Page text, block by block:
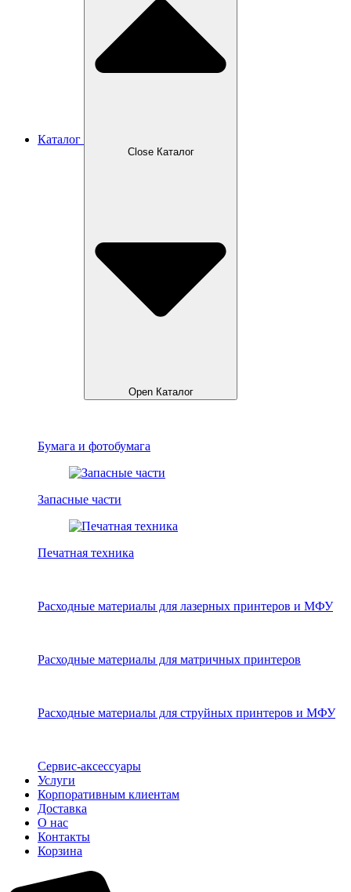
Каталог
Close Каталог
Open Каталог
Бумага и фотобумага
Запасные части
Печатная техника
Расходные материалы для лазерных принтеров и МФУ
Расходные материалы для матричных принтеров
Расходные материалы для струйных принтеров и МФУ
Сервис-аксессуары
Услуги
Корпоративным клиентам
Доставка
О нас
Контакты
Корзина